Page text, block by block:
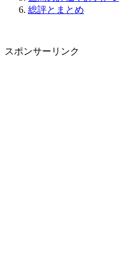
総評とまとめ
スポンサーリンク